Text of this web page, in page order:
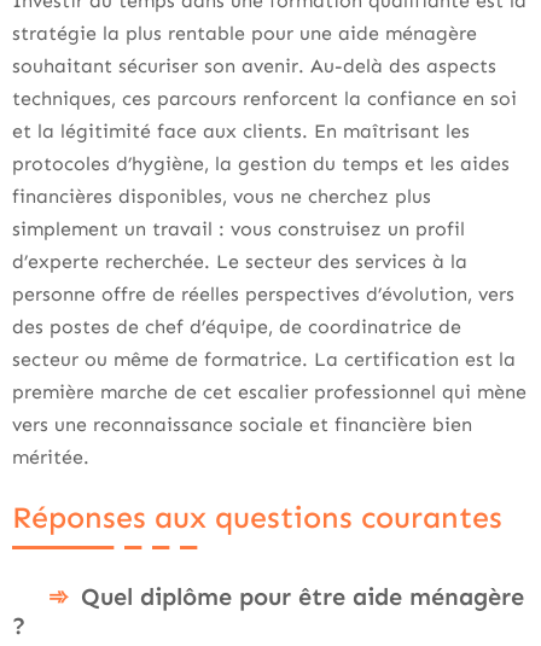
stratégie la plus rentable pour une aide ménagère
souhaitant sécuriser son avenir. Au-delà des aspects
techniques, ces parcours renforcent la confiance en soi
et la légitimité face aux clients. En maîtrisant les
protocoles d’hygiène, la gestion du temps et les aides
financières disponibles, vous ne cherchez plus
simplement un travail : vous construisez un profil
d’experte recherchée. Le secteur des services à la
personne offre de réelles perspectives d’évolution, vers
des postes de chef d’équipe, de coordinatrice de
secteur ou même de formatrice. La certification est la
première marche de cet escalier professionnel qui mène
vers une reconnaissance sociale et financière bien
méritée.
Réponses aux questions courantes
Quel diplôme pour être aide ménagère
?